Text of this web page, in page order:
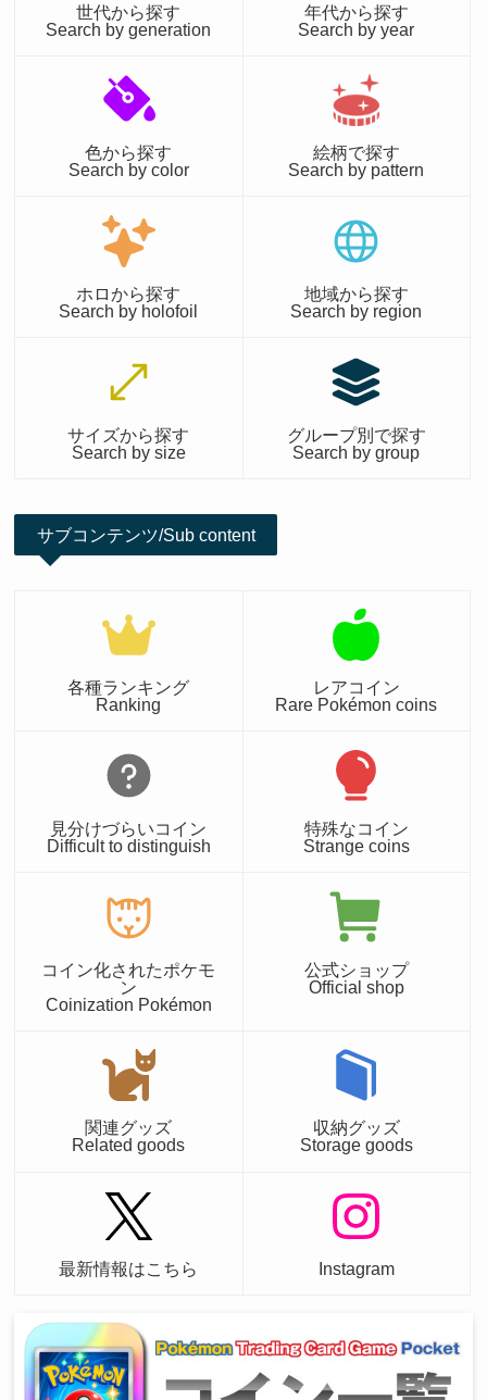
世代から探す
Search by generation
年代から探す
Search by year
色から探す
Search by color
絵柄で探す
Search by pattern
ホロから探す
Search by holofoil
地域から探す
Search by region
サイズから探す
Search by size
グループ別で探す
Search by group
サブコンテンツ/Sub content
各種ランキング
Ranking
レアコイン
Rare Pokémon coins
見分けづらいコイン
Difficult to distinguish
特殊なコイン
Strange coins
コイン化されたポケモ
ン
Coinization Pokémon
公式ショップ
Official shop
関連グッズ
Related goods
収納グッズ
Storage goods
最新情報はこちら Instagram